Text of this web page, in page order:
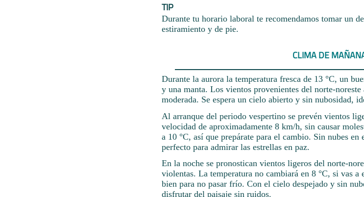
TIP
Durante tu horario laboral te recomendamos tomar un
estiramiento y de pie.
CLIMA DE
Durante la aurora la temperatura fresca de 13 °C, un
y una manta. Los vientos provenientes del norte-
moderada. Se espera un cielo abierto y sin nubosidad,
Al arranque del periodo vespertino se prevén vientos
velocidad de aproximadamente 8 km/h, sin causar
a 10 °C, así que prepárate para el cambio. Sin nubes
perfecto para admirar las estrellas en paz.
En la noche se pronostican vientos ligeros del norte-
violentas. La temperatura no cambiará en 8 °C, si vas a
bien para no pasar frío. Con el cielo despejado y sin
disfrutar del paisaje sin ruidos.